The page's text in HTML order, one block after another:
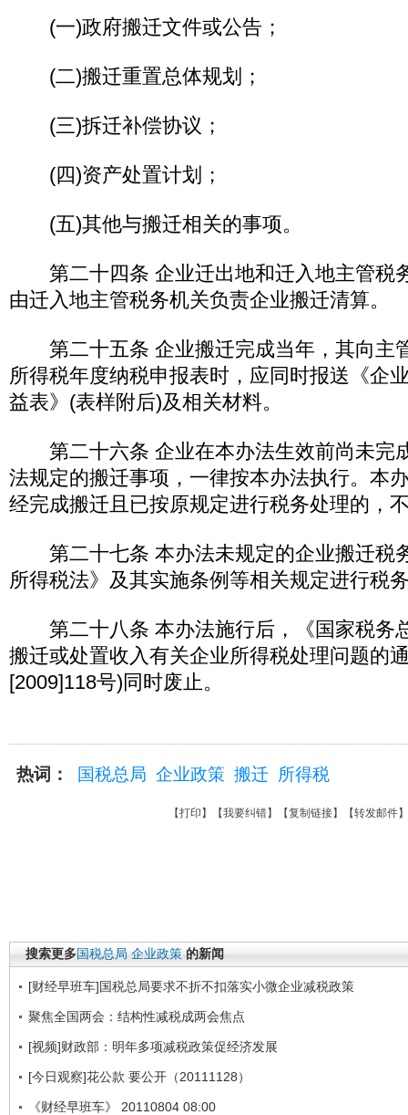
(一)政府搬迁文件或公告；
(二)搬迁重置总体规划；
(三)拆迁补偿协议；
(四)资产处置计划；
(五)其他与搬迁相关的事项。
第二十四条 企业迁出地和迁入地主管税
由迁入地主管税务机关负责企业搬迁清算
第二十五条 企业搬迁完成当年，其向主
所得税年度纳税申报表时，应同时报送《企
益表》(表样附后)及相关材料。
第二十六条 企业在本办法生效前尚未完
法规定的搬迁事项，一律按本办法执行。本
经完成搬迁且已按原规定进行税务处理的
第二十七条 本办法未规定的企业搬迁税
所得税法》及其实施条例等相关规定进行
第二十八条 本办法施行后，《国家税务
搬迁或处置收入有关企业所得税处理问题的
[2009]118号)同时废止。
热词： 国税总局 企业政策 搬迁 所得税
【打印 】【我要纠错】【复制链接】【转发邮件
搜索更多国税总局 企业政策 的新闻
[财经早班车]国税总局要求不折不扣落实小微企业减税政策
聚焦全国两会：结构性减税成两会焦点
[视频]财政部：明年多项减税政策促经济发展
[今日观察]花公款 要公开（20111128）
《财经早班车》 20110804 08:00